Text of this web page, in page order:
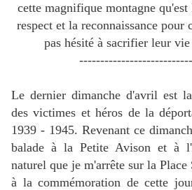
cette magnifique montagne
respect et la reconnaissance pour
pas hésité à sacrifier leur
Le dernier dimanche d'avril est
des victimes et héros de la
1939 - 1945. Revenant ce
balade à la Petite Avison et à
naturel que je m'arrête sur la Place
à la commémoration de cette